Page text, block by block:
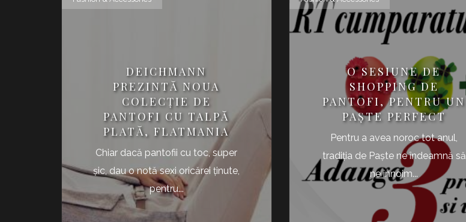
DEICHMANN
PREZINTĂ NOUA
COLECŢIE DE
PANTOFI CU TALPĂ
PLATĂ, FLATMANIA
Chiar dacă pantofii cu toc, super
şic, dau o notă sexi oricărei ţinute,
pentru...
O SESIUNE DE
SHOPPING DE
PANTOFI, PENTRU UN
PAŞTE PERFECT
Pentru a avea noroc tot anul,
tradiţia de Paşte ne îndeamnă să
ne înnoim...